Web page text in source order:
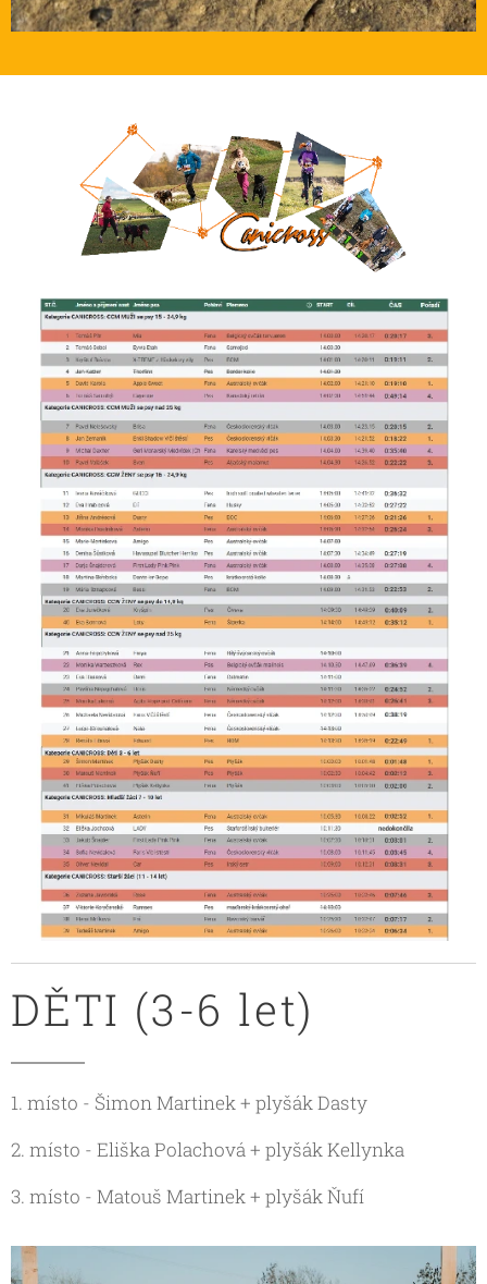
DĚTI (3-6 let)
1. místo - Šimon Martinek + plyšák Dasty
2. místo - Eliška Polachová + plyšák Kellynka
3. místo - Matouš Martinek + plyšák Ňufí